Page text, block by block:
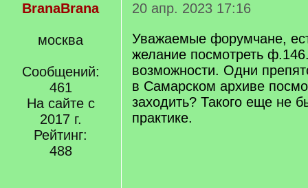
BranaBrana
москва
Сообщений:
461
На сайте с
2017 г.
Рейтинг:
488
20 апр. 2023 17:16
Уважаемые форумчане,
желание посмотреть
возможности. Одни
в Самарском архиве
заходить? Такого еще не
практике.